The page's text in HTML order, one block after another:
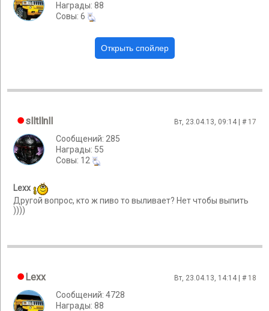
Награды: 88
Cовы: 6
slltllnll Вт, 23.04.13, 09:14 | # 17
Сообщений: 285
Награды: 55
Cовы: 12
Lexx
Другой вопрос, кто ж пиво то выливает? Нет чтобы выпить
))))
Lexx Вт, 23.04.13, 14:14 | # 18
Сообщений: 4728
Награды: 88